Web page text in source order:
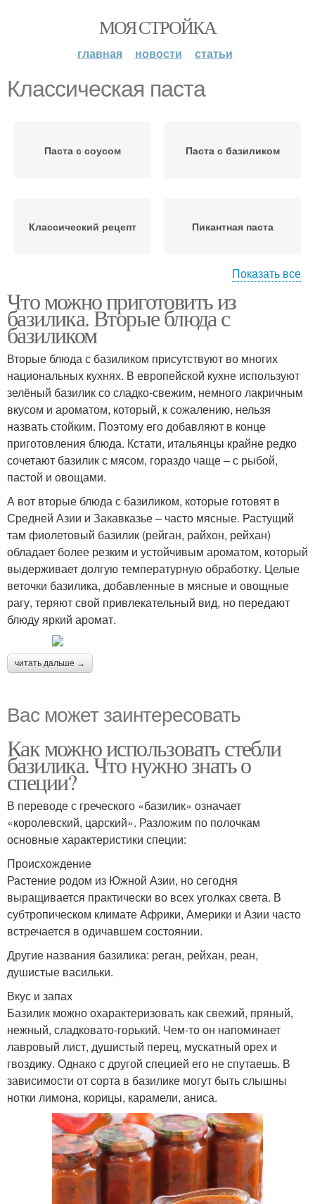
МОЯ СТРОЙКА
главная новости статьи
Классическая паста
Паста с соусом Паста с базиликом
Классический рецепт Пикантная паста
Острая паста Паста с креветками
Паста с колбасой
Показать все
Что можно приготовить из
базилика. Вторые блюда с
базиликом
Вторые блюда с базиликом присутствуют во многих
национальных кухнях. В европейской кухне используют
зелёный базилик со сладко-свежим, немного лакричным
вкусом и ароматом, который, к сожалению, нельзя
назвать стойким. Поэтому его добавляют в конце
приготовления блюда. Кстати, итальянцы крайне редко
сочетают базилик с мясом, гораздо чаще – с рыбой,
пастой и овощами.
А вот вторые блюда с базиликом, которые готовят в
Средней Азии и Закавказье – часто мясные. Растущий
там фиолетовый базилик (рейган, райхон, рейхан)
обладает более резким и устойчивым ароматом, который
выдерживает долгую температурную обработку. Целые
веточки базилика, добавленные в мясные и овощные
рагу, теряют свой привлекательный вид, но передают
блюду яркий аромат.
читать дальше →
Вас может заинтересовать
Как можно использовать стебли
базилика. Что нужно знать о
специи?
В переводе с греческого «базилик» означает
«королевский, царский». Разложим по полочкам
основные характеристики специи:
Происхождение
Растение родом из Южной Азии, но сегодня
выращивается практически во всех уголках света. В
субтропическом климате Африки, Америки и Азии часто
встречается в одичавшем состоянии.
Другие названия базилика: реган, рейхан, реан,
душистые васильки.
Вкус и запах
Базилик можно охарактеризовать как свежий, пряный,
нежный, сладковато-горький. Чем-то он напоминает
лавровый лист, душистый перец, мускатный орех и
гвоздику. Однако с другой специей его не спутаешь. В
зависимости от сорта в базилике могут быть слышны
нотки лимона, корицы, карамели, аниса.